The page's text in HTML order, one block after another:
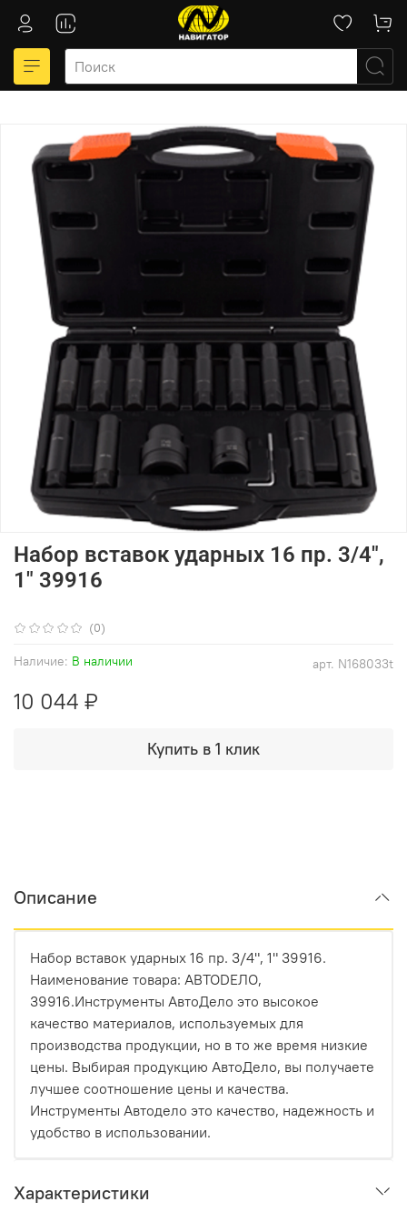
(0)
арт. N168033t
Наличие: В наличии
Набор вставок ударных 16 пр. 3/4",
1" 39916
10 044 ₽
Купить в 1 клик
Описание
Набор вставок ударных 16 пр. 3/4", 1" 39916.
Наименование товара: АВТОDЕЛО,
39916.Инструменты АвтоДело это высокое
качество материалов, используемых для
производства продукции, но в то же время низкие
цены. Выбирая продукцию АвтоДело, вы получаете
лучшее соотношение цены и качества.
Инструменты Автодело это качество, надежность и
удобство в использовании.
Характеристики